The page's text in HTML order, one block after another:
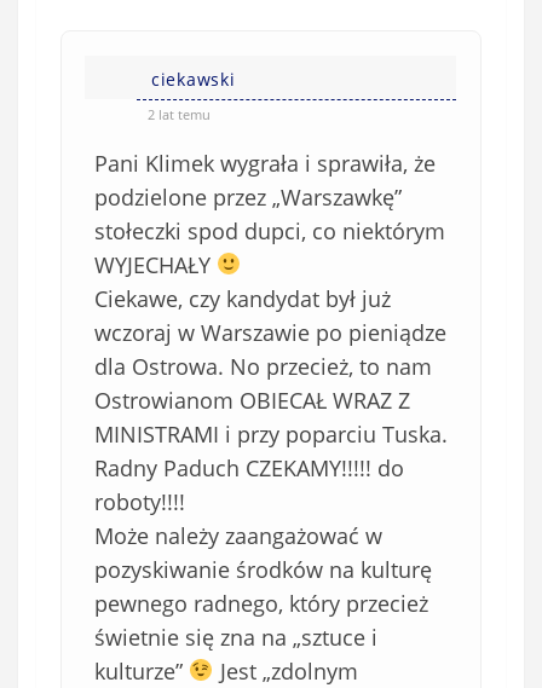
ciekawski
2 lat temu
Pani Klimek wygrała i sprawiła, że
podzielone przez „Warszawkę”
stołeczki spod dupci, co niektórym
WYJECHAŁY
Ciekawe, czy kandydat był już
wczoraj w Warszawie po pieniądze
dla Ostrowa. No przecież, to nam
Ostrowianom OBIECAŁ WRAZ Z
MINISTRAMI i przy poparciu Tuska.
Radny Paduch CZEKAMY!!!!! do
roboty!!!!
Może należy zaangażować w
pozyskiwanie środków na kulturę
pewnego radnego, który przecież
świetnie się zna na „sztuce i
kulturze”
Jest „zdolnym